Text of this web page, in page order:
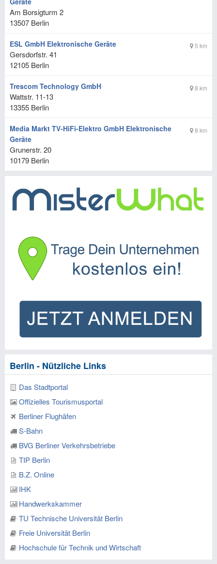
Am Borsigturm 2
13507 Berlin
5 km
ESL GmbH Elektronische Geräte
Gersdorfstr. 41
12105 Berlin
8 km
Trescom Technology GmbH
Wattstr. 11-13
13355 Berlin
8 km
Media Markt TV-HiFi-Elektro GmbH Elektronische
Geräte
Grunerstr. 20
10179 Berlin
Berlin - Nützliche Links
Das Stadtportal
Offizielles Tourismusportal
Berliner Flughäfen
S-Bahn
BVG Berliner Verkehrsbetriebe
TIP Berlin
B.Z. Online
IHK
Handwerkskammer
TU Technische Universität Berlin
Freie Universität Berlin
Hochschule für Technik und Wirtschaft